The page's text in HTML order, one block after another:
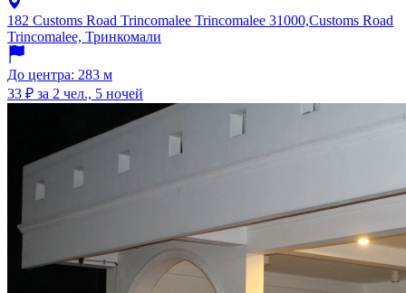
182 Customs Road Trincomalee Trincomalee 31000,Customs Road
Trincomalee, Тринкомали
До центра: 283 м
33 ₽ за 2 чел., 5 ночей